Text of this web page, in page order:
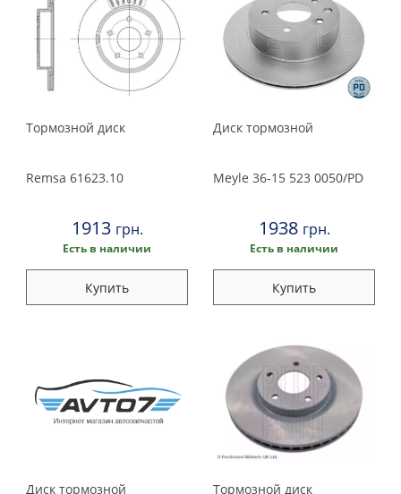
Тормозной диск
Remsa 61623.10
1913 грн.
Есть в наличии
Купить
Диск тормозной
Meyle 36-15 523 0050/PD
1938 грн.
Есть в наличии
Купить
Диск тормозной Тормозной диск